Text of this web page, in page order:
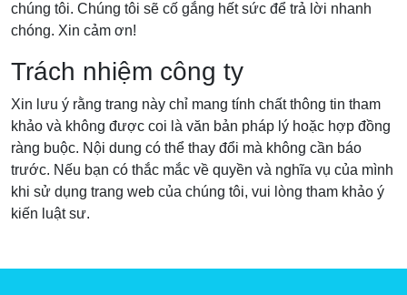
chúng tôi. Chúng tôi sẽ cố gắng hết sức để trả lời nhanh
chóng. Xin cảm ơn!
Trách nhiệm công ty
Xin lưu ý rằng trang này chỉ mang tính chất thông tin tham
khảo và không được coi là văn bản pháp lý hoặc hợp đồng
ràng buộc. Nội dung có thể thay đổi mà không cần báo
trước. Nếu bạn có thắc mắc về quyền và nghĩa vụ của mình
khi sử dụng trang web của chúng tôi, vui lòng tham khảo ý
kiến ​​luật sư.